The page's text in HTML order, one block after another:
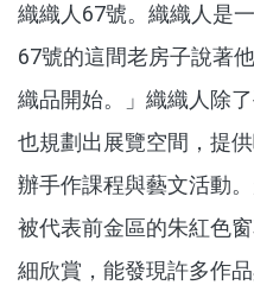
織織人67號。織織人是
67號的這間老房子說著
織品開始。」織織人除
也規劃出展覽空間，提
辦手作課程與藝文活動
被代表前金區的朱紅色
細欣賞，能發現許多作